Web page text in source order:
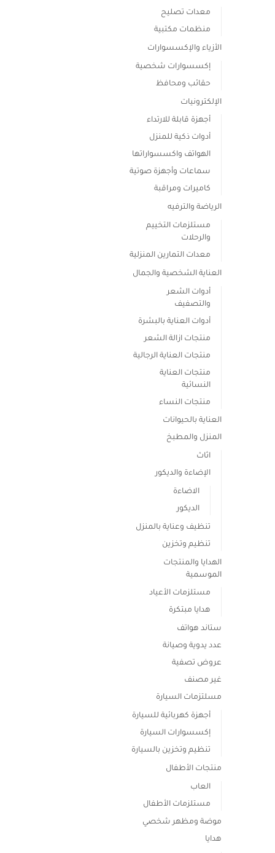
معدات تصليح
منظمات مكتبية
الأزياء والإكسسوارات
إكسسوارات شخصية
حقائب ومحافظ
الإلكترونيات
أجهزة قابلة للارتداء
أدوات ذكية للمنزل
الهواتف واكسسواراتها
سماعات وأجهزة صوتية
كاميرات ومراقبة
الرياضة والترفيه
مستلزمات التخييم
والرحلات
معدات التمارين المنزلية
العناية الشخصية والجمال
أدوات الشعر
والتصفيف
أدوات العناية بالبشرة
منتجات ازالة الشعر
منتجات العناية الرجالية
منتجات العناية
النسائية
منتجات النساء
العناية بالحيوانات
المنزل والمطبخ
اثاث
الإضاءة والديكور
الاضاءة
الديكور
تنظيف وعناية بالمنزل
تنظيم وتخزين
الهدايا والمنتجات
الموسمية
مستلزمات الأعياد
هدايا مبتكرة
ستاند هواتف
عدد يدوية وصيانة
عروض تصفية
غير مصنف
مسلتزمات السيارة
أجهزة كهربائية للسيارة
إكسسوارات السيارة
تنظيم وتخزين بالسيارة
منتجات الأطفال
العاب
مستلزمات الأطفال
موضة ومظهر شخصي
هدايا